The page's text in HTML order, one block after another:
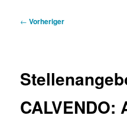
Beitragsnavigation
← Vorheriger
CALVENDO: